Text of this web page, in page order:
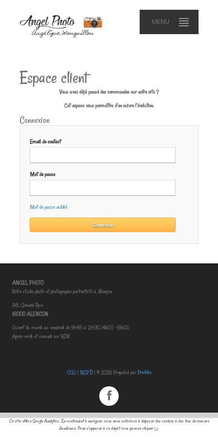
Ce site utilise Google Analytics. En continuant à naviguer, vous nous autorisez à déposer des cookies à des fins de mesure
d'audience. Pour s'opposer à ce dépôt vous pouvez cliquerici.
MENU
Espace client
Vous avez déjà passé des commandes sur notre site ?
Cet espace vous permettra d’en suivre l’évolution.
Connexion
Email de contact
Mot de passe
Mot de passe oublié
ANGEL PHOTO
Votre studio photo et photographe portraitiste à Alençon
98, Grande Rue
61000 ALENCON
Ouvert du mardi au vendredi de 9H45 à 12H30 14h00 -18h00
Aprés-midi et samedi sur RDV
CGU |RGPD| © 2026 Propulsé parProfolio